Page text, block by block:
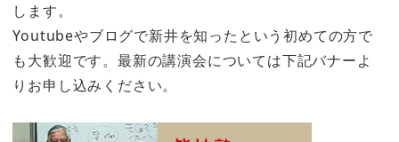
します。
Youtubeやブログで新井を知ったという初めての方で
も大歓迎です。最新の講演会については下記バナーよ
りお申し込みください。